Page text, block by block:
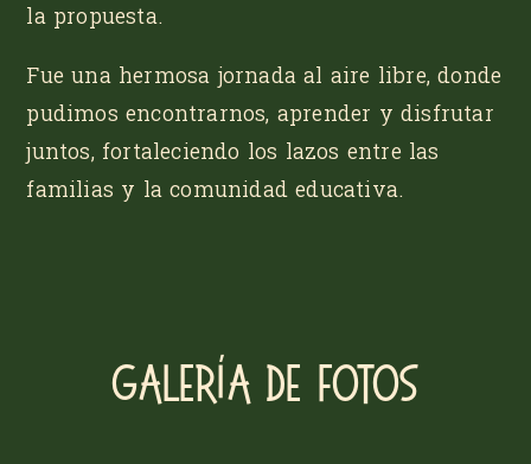
la propuesta.
Fue una hermosa jornada al aire libre, donde
pudimos encontrarnos, aprender y disfrutar
juntos, fortaleciendo los lazos entre las
familias y la comunidad educativa.
Galería de fotos